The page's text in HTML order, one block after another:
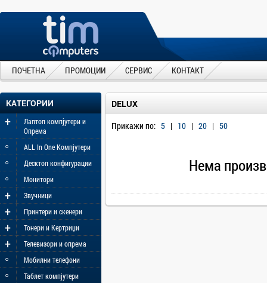
ПОЧЕТНА ПРОМОЦИИ СЕРВИС КОНТАКТ
КАТЕГОРИИ
Лаптоп компјутери и
Опрема
+
ALL In One Компјутери
◦
Десктоп конфигурации
◦
Монитори
◦
Звучници
+
Принтери и скенери
+
Тонери и Кертриџи
+
Телевизори и опрема
+
Мобилни телефони
◦
Таблет компјутери
◦
DELUX
Прикажи по: 5 | 10 | 20 | 50
Нема